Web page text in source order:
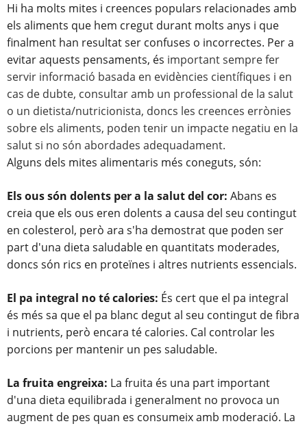
Hi ha molts mites i creences populars relacionades amb
els aliments que hem cregut durant molts anys i que
finalment han resultat ser confuses o incorrectes. Per a
evitar aquests pensaments, és important sempre fer
servir informació basada en evidències científiques i en
cas de dubte, consultar amb un professional de la salut
o un dietista/nutricionista, doncs les creences errònies
sobre els aliments, poden tenir un impacte negatiu en la
salut si no són abordades adequadament.
Alguns dels mites alimentaris més coneguts, són:
Els ous són dolents per a la salut del cor: Abans es
creia que els ous eren dolents a causa del seu contingut
en colesterol, però ara s'ha demostrat que poden ser
part d'una dieta saludable en quantitats moderades,
doncs són rics en proteïnes i altres nutrients essencials.
El pa integral no té calories: És cert que el pa integral
és més sa que el pa blanc degut al seu contingut de fibra
i nutrients, però encara té calories. Cal controlar les
porcions per mantenir un pes saludable.
La fruita engreixa: La fruita és una part important
d'una dieta equilibrada i generalment no provoca un
augment de pes quan es consumeix amb moderació. La